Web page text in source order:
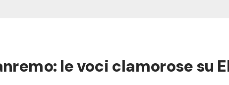
le voci clamorose su